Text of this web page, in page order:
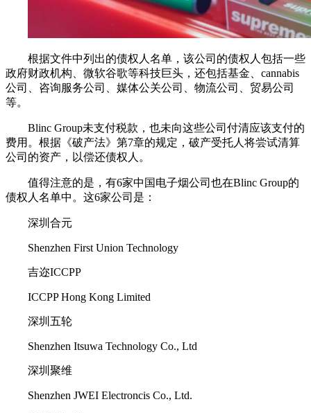
根据文件中列出的债权人名单，该公司的债权人包括一些
政府财政机构、微软谷歌等科技巨头，还包括基金、cannabis
公司、咨询服务公司、媒体公关公司、物流公司、贸易公司
等。
Blinc Group未支付税款，也未向这些公司付清应该支付的
费用。根据《破产法》第7章的规定，破产受托人将尝试清算
公司的资产，以偿还债权人。
值得注意的是，有6家中国电子烟公司也在Blinc Group的
债权人名单中。这6家公司是：
深圳合元
Shenzhen First Union Technology
吉迩ICCPP
ICCPP Hong Kong Limited
深圳五轮
Shenzhen Itsuwa Technology Co., Ltd
深圳聚维
Shenzhen JWEI Electroncis Co., Ltd.